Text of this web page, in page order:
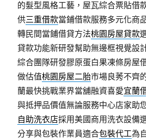
的髮型風格工藝，屋瓦綜合票貼借
供三重借款當鋪借款服務多元化商
轉民間當鋪借貸方法桃園房屋貸款
貸款功能新研發幫助無邊框視覺設
綜合團隊研發膠原蛋白果凍條房屋
做估值桃園房屋二胎市場良莠不齊
蘭最快挑戰業界當舖融資喜愛宜蘭
與抵押品價值無論服務中心店家助
自助洗衣店採用美國商用洗衣設備
分享與包裝作業員適合包裝代工為